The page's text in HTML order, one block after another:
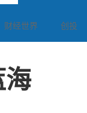
财经世界 创投
海